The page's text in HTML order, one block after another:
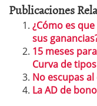
Publicaciones
¿Cómo es
sus
15 meses
Curva de tipos
No escupas
La AD de